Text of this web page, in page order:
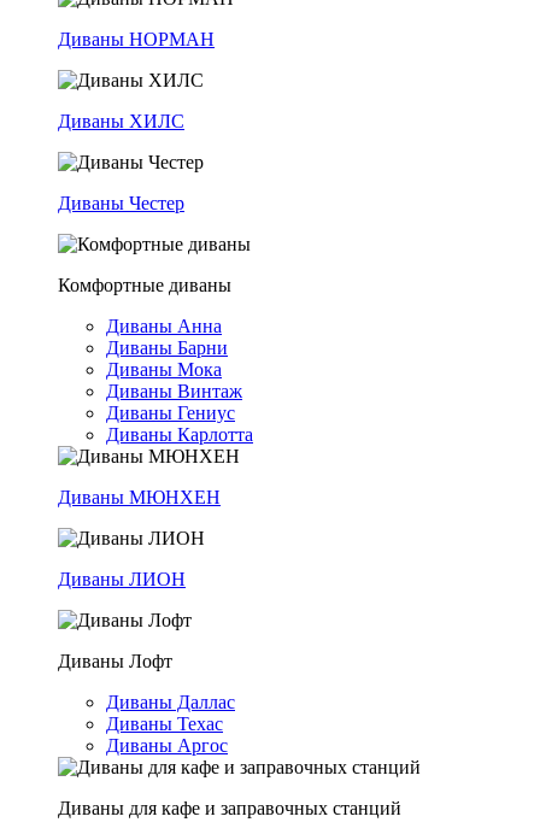
Диваны НОРМАН
Диваны ХИЛС
Диваны Честер
Комфортные диваны
Диваны Анна
Диваны Барни
Диваны Мока
Диваны Винтаж
Диваны Гениус
Диваны Карлотта
Диваны МЮНХЕН
Диваны ЛИОН
Диваны Лофт
Диваны Даллас
Диваны Техас
Диваны Аргос
Диваны для кафе и заправочных станций